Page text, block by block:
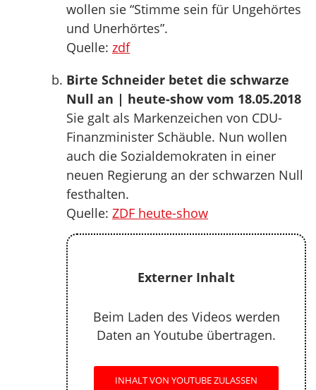
wollen sie “Stimme sein für Ungehörtes
und Unerhörtes”.
Quelle: zdf
Birte Schneider betet die schwarze
Null an | heute-show vom 18.05.2018
Sie galt als Markenzeichen von CDU-
Finanzminister Schäuble. Nun wollen
auch die Sozialdemokraten in einer
neuen Regierung an der schwarzen Null
festhalten.
Quelle: ZDF heute-show
Externer Inhalt
Beim Laden des Videos werden
Daten an Youtube übertragen.
INHALT VON YOUTUBE ZULASSEN